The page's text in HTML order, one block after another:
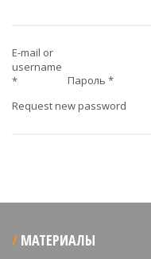
E-mail or
username
*
Пароль *
Request new password
МАТЕРИАЛЫ